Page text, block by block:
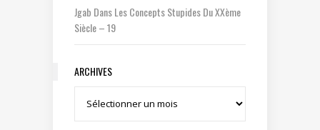
Jgab DansLes Concepts Stupides Du XXème
Siècle – 19
ARCHIVES
Archives